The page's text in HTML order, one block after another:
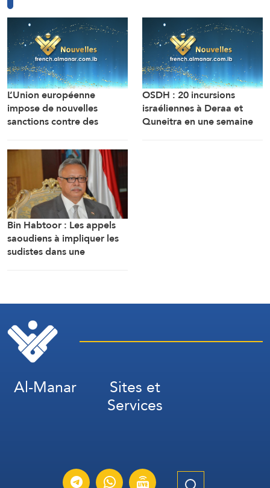
L’Union européenne
impose de nouvelles
sanctions contre des
industries militaires russes.
OSDH : 20 incursions
israéliennes à Deraa et
Quneitra en une semaine
Bin Habtoor : Les appels
saoudiens à impliquer les
sudistes dans une
Al-Manar Sites et
Services